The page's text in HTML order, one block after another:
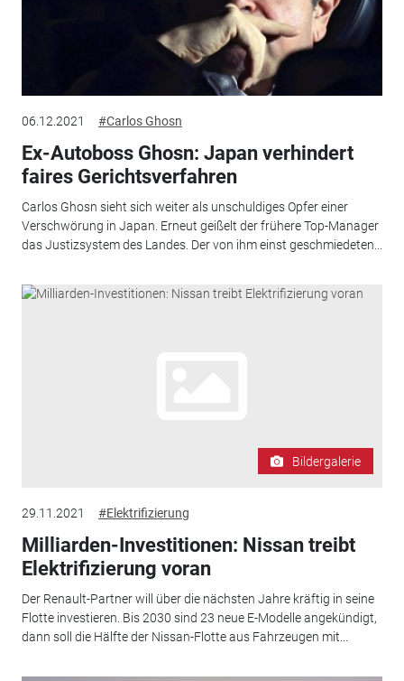
06.12.2021 #Carlos Ghosn
Ex-Autoboss Ghosn: Japan verhindert
faires Gerichtsverfahren
Carlos Ghosn sieht sich weiter als unschuldiges Opfer einer
Verschwörung in Japan. Erneut geißelt der frühere Top-Manager
das Justizsystem des Landes. Der von ihm einst geschmiedeten...
Bildergalerie
29.11.2021 #Elektrifizierung
Milliarden-Investitionen: Nissan treibt
Elektrifizierung voran
Der Renault-Partner will über die nächsten Jahre kräftig in seine
Flotte investieren. Bis 2030 sind 23 neue E-Modelle angekündigt,
dann soll die Hälfte der Nissan-Flotte aus Fahrzeugen mit...